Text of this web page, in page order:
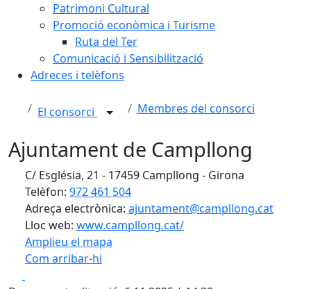
Patrimoni Cultural
Promoció econòmica i Turisme
Ruta del Ter
Comunicació i Sensibilització
Adreces i telèfons
El consorci Membres del consorci
Ajuntament de Campllong
C/ Església, 21 - 17459 Campllong - Girona
Telèfon: 972 461 504
Adreça electrònica: ajuntament@campllong.cat
Lloc web: www.campllong.cat/
Amplieu el mapa
Com arribar-hi
+